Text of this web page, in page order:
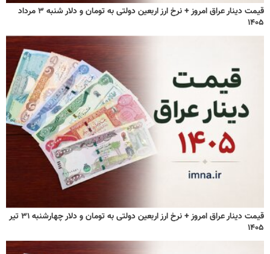
قیمت دینار عراق امروز + نرخ ارز اربعین دولتی به تومان و دلار شنبه ۳ مرداد
۱۴۰۵
قیمت دینار عراق امروز + نرخ ارز اربعین دولتی به تومان و دلار چهارشنبه ۳۱ تیر
۱۴۰۵